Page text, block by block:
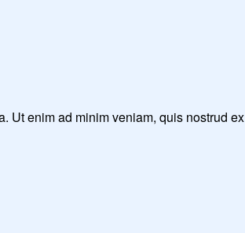
Ut enim ad minim veniam, quis nostrud ex